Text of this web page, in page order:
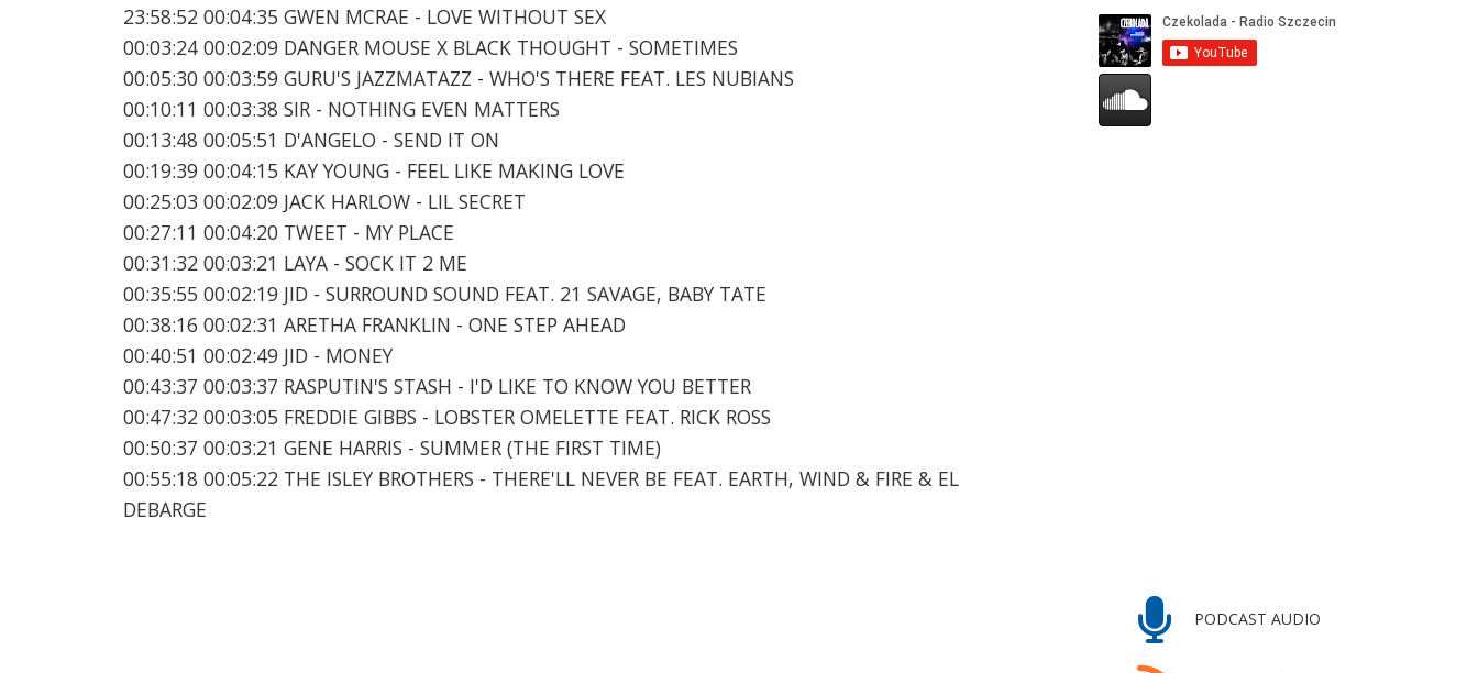
23:58:52 00:04:35 GWEN MCRAE - LOVE WITHOUT SEX
00:03:24 00:02:09 DANGER MOUSE X BLACK THOUGHT - SOMETIMES
00:05:30 00:03:59 GURU'S JAZZMATAZZ - WHO'S THERE FEAT. LES NUBIANS
00:10:11 00:03:38 SIR - NOTHING EVEN MATTERS
00:13:48 00:05:51 D'ANGELO - SEND IT ON
00:19:39 00:04:15 KAY YOUNG - FEEL LIKE MAKING LOVE
00:25:03 00:02:09 JACK HARLOW - LIL SECRET
00:27:11 00:04:20 TWEET - MY PLACE
00:31:32 00:03:21 LAYA - SOCK IT 2 ME
00:35:55 00:02:19 JID - SURROUND SOUND FEAT. 21 SAVAGE, BABY TATE
00:38:16 00:02:31 ARETHA FRANKLIN - ONE STEP AHEAD
00:40:51 00:02:49 JID - MONEY
00:43:37 00:03:37 RASPUTIN'S STASH - I'D LIKE TO KNOW YOU BETTER
00:47:32 00:03:05 FREDDIE GIBBS - LOBSTER OMELETTE FEAT. RICK ROSS
00:50:37 00:03:21 GENE HARRIS - SUMMER (THE FIRST TIME)
00:55:18 00:05:22 THE ISLEY BROTHERS - THERE'LL NEVER BE FEAT. EARTH, WIND & FIRE & EL
DEBARGE
PODCAST AUDIO